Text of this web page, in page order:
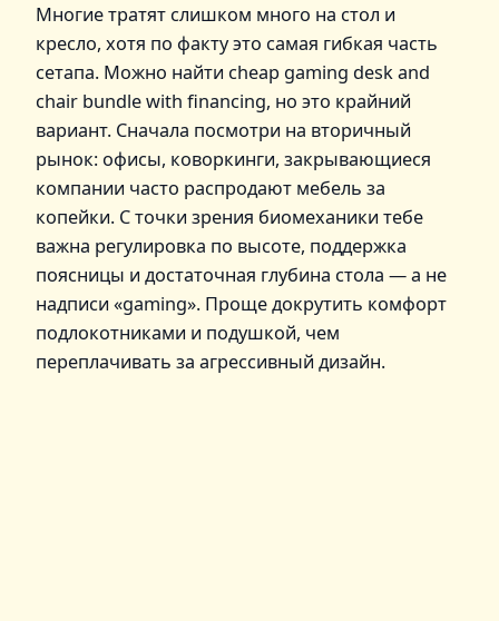
Многие тратят слишком много на стол и
кресло, хотя по факту это самая гибкая часть
сетапа. Можно найти cheap gaming desk and
chair bundle with financing, но это крайний
вариант. Сначала посмотри на вторичный
рынок: офисы, коворкинги, закрывающиеся
компании часто распродают мебель за
копейки. С точки зрения биомеханики тебе
важна регулировка по высоте, поддержка
поясницы и достаточная глубина стола — а не
надписи «gaming». Проще докрутить комфорт
подлокотниками и подушкой, чем
переплачивать за агрессивный дизайн.